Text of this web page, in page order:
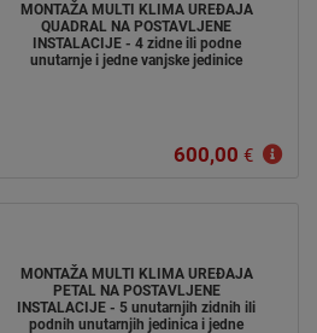
MONTAŽA MULTI KLIMA UREĐAJA
QUADRAL NA POSTAVLJENE
INSTALACIJE - 4 zidne ili podne
unutarnje i jedne vanjske jedinice
600,00 €
MONTAŽA MULTI KLIMA UREĐAJA
PETAL NA POSTAVLJENE
INSTALACIJE - 5 unutarnjih zidnih ili
podnih unutarnjih jedinica i jedne